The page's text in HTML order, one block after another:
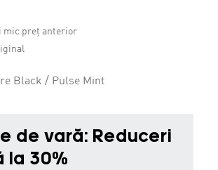
mic preț anterior
Black / Pulse Mint
de vară: Reduceri
la 30%